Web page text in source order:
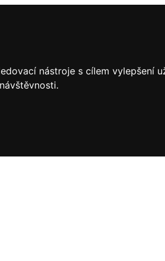
nástroje s cílem vylepšení